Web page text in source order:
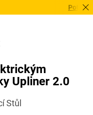
Upliner 2.0
Stůl